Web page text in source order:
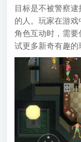
目标是不被警察
的人。玩家在游
角色互动时，需
试更多新奇有趣的